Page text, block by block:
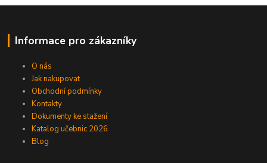
Informace pro zákazníky
O nás
Jak nakupovat
Obchodní podmínky
Kontakty
Dokumenty ke stažení
Katalog učebnic 2026
Blog